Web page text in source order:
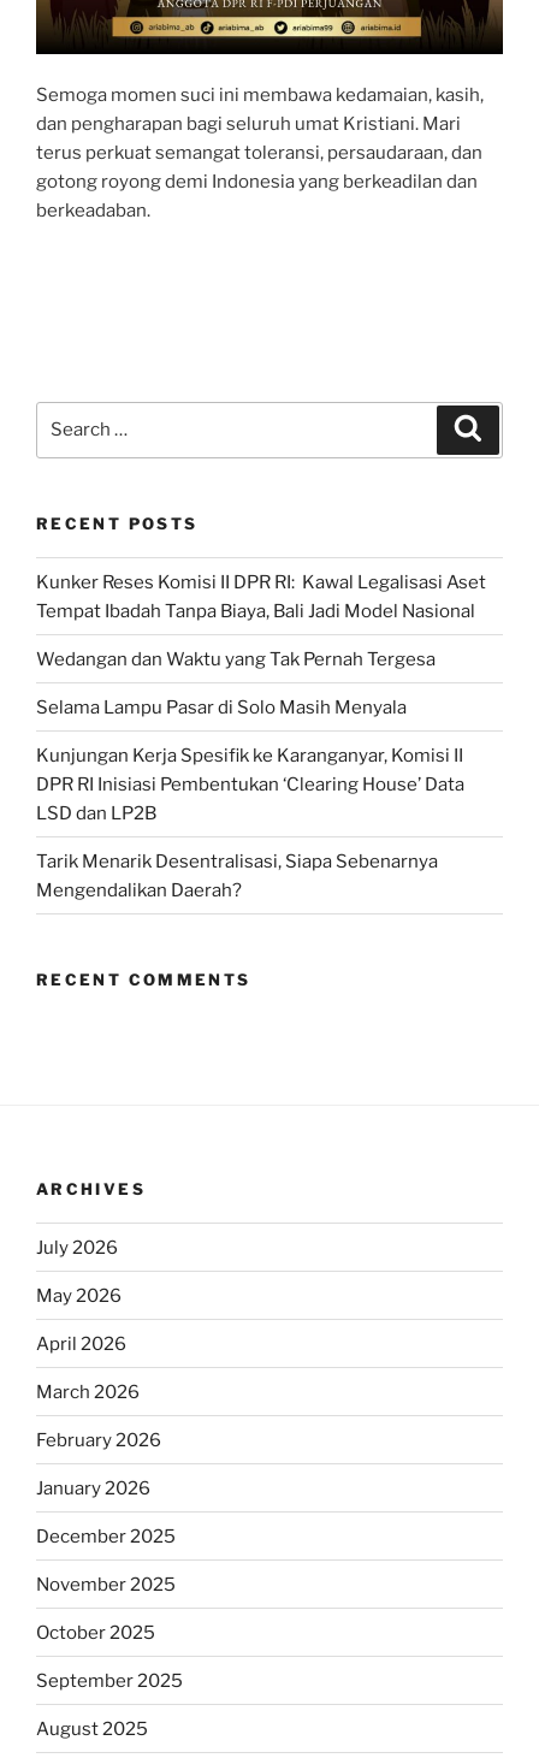
Semoga momen suci ini membawa kedamaian, kasih,
dan pengharapan bagi seluruh umat Kristiani. Mari
terus perkuat semangat toleransi, persaudaraan, dan
gotong royong demi Indonesia yang berkeadilan dan
berkeadaban.
RECENT POSTS
Kunker Reses Komisi II DPR RI: Kawal Legalisasi Aset
Tempat Ibadah Tanpa Biaya, Bali Jadi Model Nasional
Wedangan dan Waktu yang Tak Pernah Tergesa
Selama Lampu Pasar di Solo Masih Menyala
Kunjungan Kerja Spesifik ke Karanganyar, Komisi II
DPR RI Inisiasi Pembentukan ‘Clearing House’ Data
LSD dan LP2B
Tarik Menarik Desentralisasi, Siapa Sebenarnya
Mengendalikan Daerah?
RECENT COMMENTS
ARCHIVES
July 2026
May 2026
April 2026
March 2026
February 2026
January 2026
December 2025
November 2025
October 2025
September 2025
August 2025